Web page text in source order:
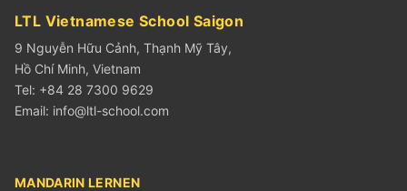
LTL Vietnamese School Saigon
9 Nguyễn Hữu Cảnh, Thạnh Mỹ Tây,
Hồ Chí Minh, Vietnam
Tel: +84 28 7300 9629
Email: info@ltl-school.com
MANDARIN LERNEN